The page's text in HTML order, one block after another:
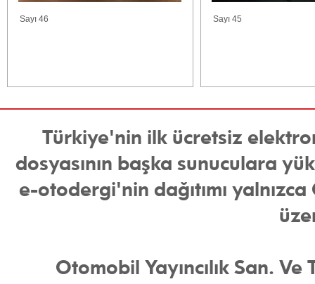
Sayı 46 Sayı 45
Türkiye'nin ilk ücretsiz
dosyasının başka sunuculara
e-otodergi'nin dağıtımı
Otomobil Yayıncılık San.